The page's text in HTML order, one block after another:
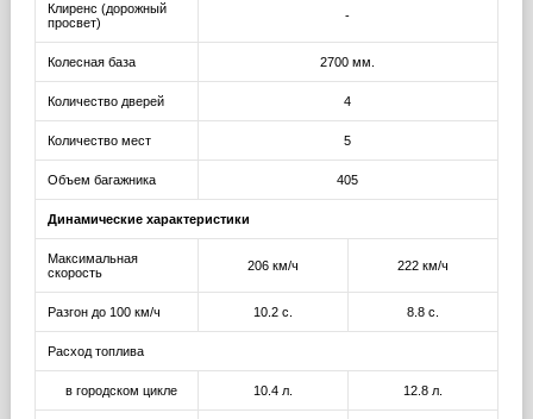
Клиренс (дорожный
просвет)
-
Колесная база 2700 мм.
Количество дверей 4
Количество мест 5
Объем багажника 405
Динамические характеристики
Максимальная
скорость
206 км/ч 222 км/ч
Разгон до 100 км/ч 10.2 с. 8.8 с.
Расход топлива
в городском цикле 10.4 л. 12.8 л.